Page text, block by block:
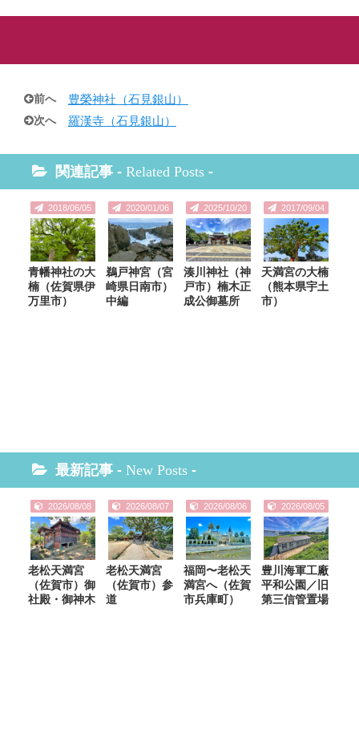
前へ 豊榮神社（石見銀山）
次へ 羅漢寺（石見銀山）
関連記事 - Related Posts -
2018/06/05
青幡神社の大
楠（佐賀県伊
万里市）
2020/01/06
鵜戸神宮（宮
崎県日南市）
中編
2025/10/20
湊川神社（神
戸市）楠木正
成公御墓所
2017/09/04
天満宮の大楠
（熊本県宇土
市）
最新記事 - New Posts -
2026/08/08
老松天満宮
（佐賀市）御
社殿・御神木
2026/08/07
老松天満宮
（佐賀市）参
道
2026/08/06
福岡〜老松天
満宮へ（佐賀
市兵庫町）
2026/08/05
豊川海軍工廠
平和公園／旧
第三信管置場